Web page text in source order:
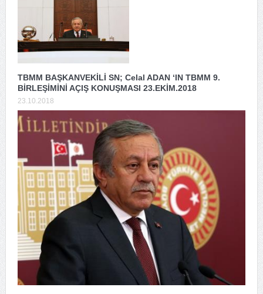
TBMM BAŞKANVEKİLİ SN; Celal ADAN ‘IN TBMM 9.
BİRLEŞİMİNİ AÇIŞ KONUŞMASI 23.EKİM.2018
23.10.2018